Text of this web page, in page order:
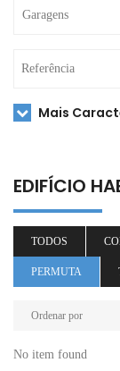
Mais
EDIFÍCIO
TODOS
PERMUTA
Ordenar por
No item found